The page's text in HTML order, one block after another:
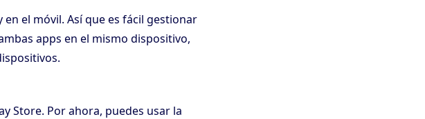
el móvil. Así que es fácil gestionar
apps en el mismo dispositivo,
Store. Por ahora, puedes usar la